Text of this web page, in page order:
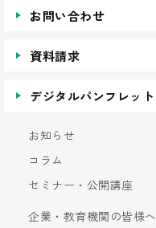
お問い合わせ
資料請求
デジタルパンフレット
お知らせ
コラム
セミナー・公開講座
企業・教育機関の皆様へ